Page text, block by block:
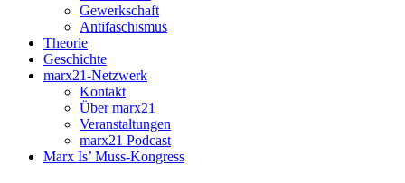
Gewerkschaft
Antifaschismus
Theorie
Geschichte
marx21-Netzwerk
Kontakt
Über marx21
Veranstaltungen
marx21 Podcast
Marx Is’ Muss-Kongress